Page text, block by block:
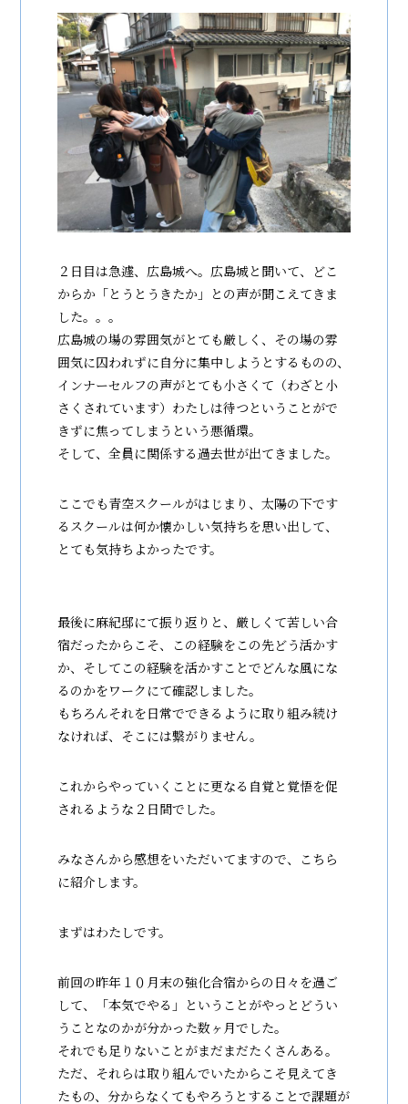
２日目は急遽、広島城へ。広島城と聞いて、どこ
からか「とうとうきたか」との声が聞こえてきま
した。。。
広島城の場の雰囲気がとても厳しく、その場の雰
囲気に囚われずに自分に集中しようとするものの、
インナーセルフの声がとても小さくて（わざと小
さくされています）わたしは待つということがで
きずに焦ってしまうという悪循環。
そして、全員に関係する過去世が出てきました。
ここでも青空スクールがはじまり、太陽の下です
るスクールは何か懐かしい気持ちを思い出して、
とても気持ちよかったです。
最後に麻紀邸にて振り返りと、厳しくて苦しい合
宿だったからこそ、この経験をこの先どう活かす
か、そしてこの経験を活かすことでどんな風にな
るのかをワークにて確認しました。
もちろんそれを日常でできるように取り組み続け
なければ、そこには繋がりません。
これからやっていくことに更なる自覚と覚悟を促
されるような２日間でした。
みなさんから感想をいただいてますので、こちら
に紹介します。
まずはわたしです。
前回の昨年１０月末の強化合宿からの日々を過ご
して、「本気でやる」ということがやっとどうい
うことなのかが分かった数ヶ月でした。
それでも足りないことがまだまだたくさんある。
ただ、それらは取り組んでいたからこそ見えてき
たもの、分からなくてもやろうとすることで課題が